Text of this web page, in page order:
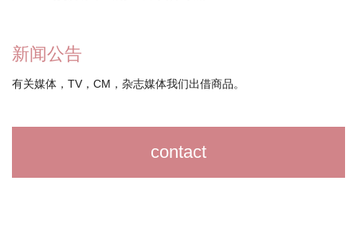
新闻公告
有关媒体，TV，CM，杂志媒体我们出借商品。
contact